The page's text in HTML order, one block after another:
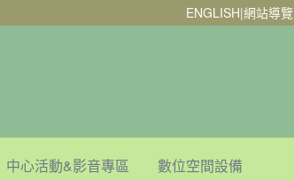
ENGLISH|網站導覽
中心活動&影音專區 數位空間設備